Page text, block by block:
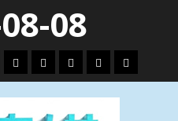
08
娛
樂
政
治
國
際
運
動
生
活